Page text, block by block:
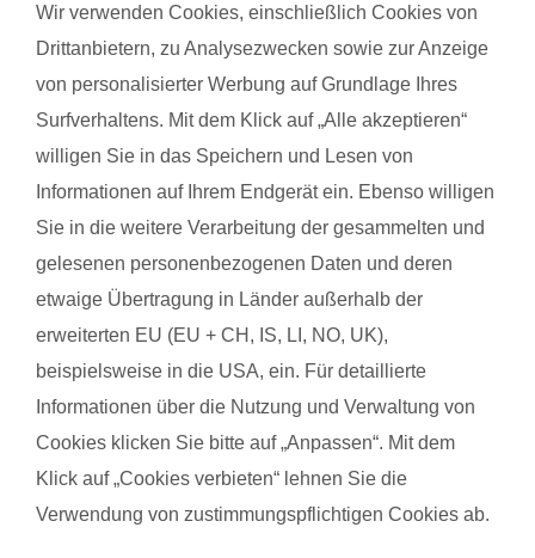
RAMONA SAVU-SEECK
Tel. 03691/708874
Mobil 0173/5933731
ramona.savu-seeck@fitdankbaby.de
Mühlhäuser Str. 7a, 99817 Eisenach
Mehr über Ramona Savu-Seeck
Momentan sind alle Kurse belegt aber du kannst
mich telefonisch erreichen ; 0173/5933731
Ich freue mich auf Euch, Sport frei !!!
Wir verwenden Cookies, einschließlich Cookies von
Drittanbietern, zu Analysezwecken sowie zur Anzeige
von personalisierter Werbung auf Grundlage Ihres
Surfverhaltens. Mit dem Klick auf „Alle akzeptieren“
willigen Sie in das Speichern und Lesen von
Informationen auf Ihrem Endgerät ein. Ebenso willigen
Sie in die weitere Verarbeitung der gesammelten und
gelesenen personenbezogenen Daten und deren
etwaige Übertragung in Länder außerhalb der
erweiterten EU (EU + CH, IS, LI, NO, UK),
beispielsweise in die USA, ein. Für detaillierte
Informationen über die Nutzung und Verwaltung von
Cookies klicken Sie bitte auf „Anpassen“. Mit dem
Klick auf „Cookies verbieten“ lehnen Sie die
Verwendung von zustimmungspflichtigen Cookies ab.